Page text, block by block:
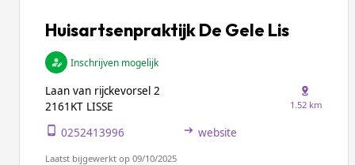
Huisartsenpraktijk De Gele Lis
Inschrijven mogelijk
Laan van rijckevorsel 2
2161KT LISSE
1.52 km
0252413996 website
Laatst bijgewerkt op 09/10/2025